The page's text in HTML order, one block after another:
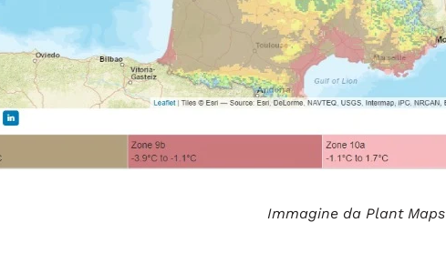
Immagine da Plant Maps